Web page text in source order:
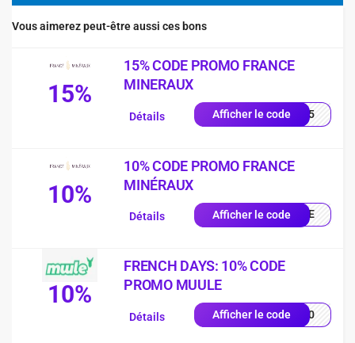
Vous aimerez peut-être aussi ces bons
15%
15% CODE PROMO FRANCE
MINERAUX
Afficher le codeFT15
Détails
10%
10% CODE PROMO FRANCE
MINÉRAUX
Afficher le codeCOME
Détails
10%
FRENCH DAYS: 10% CODE
PROMO MUULE
Afficher le codeCH10
Détails